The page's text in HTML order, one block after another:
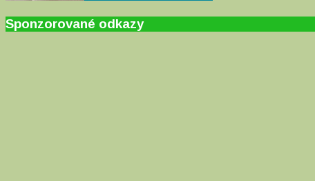
Sponzorované odkazy